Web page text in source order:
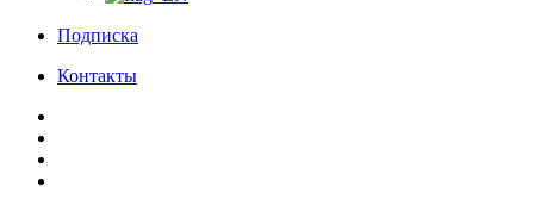
Подписка
Контакты